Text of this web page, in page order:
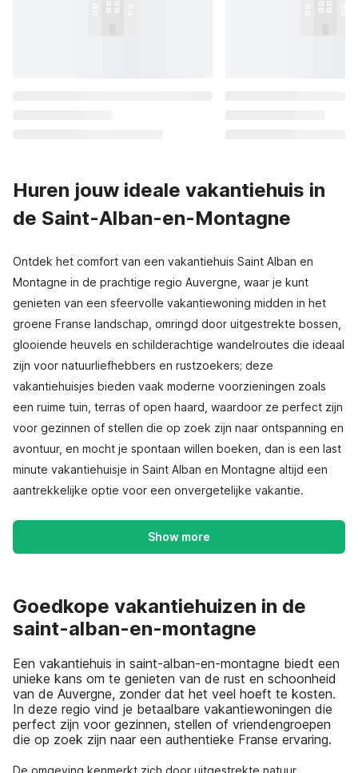
Huren jouw ideale vakantiehuis in
de Saint-Alban-en-Montagne
Ontdek het comfort van een vakantiehuis Saint Alban en
Montagne in de prachtige regio Auvergne, waar je kunt
genieten van een sfeervolle vakantiewoning midden in het
groene Franse landschap, omringd door uitgestrekte bossen,
glooiende heuvels en schilderachtige wandelroutes die ideaal
zijn voor natuurliefhebbers en rustzoekers; deze
vakantiehuisjes bieden vaak moderne voorzieningen zoals
een ruime tuin, terras of open haard, waardoor ze perfect zijn
voor gezinnen of stellen die op zoek zijn naar ontspanning en
avontuur, en mocht je spontaan willen boeken, dan is een last
minute vakantiehuisje in Saint Alban en Montagne altijd een
aantrekkelijke optie voor een onvergetelijke vakantie.
Show more
Goedkope vakantiehuizen in de
saint-alban-en-montagne
Een vakantiehuis in saint-alban-en-montagne biedt een
unieke kans om te genieten van de rust en schoonheid
van de Auvergne, zonder dat het veel hoeft te kosten.
In deze regio vind je betaalbare vakantiewoningen die
perfect zijn voor gezinnen, stellen of vriendengroepen
die op zoek zijn naar een authentieke Franse ervaring.
De omgeving kenmerkt zich door uitgestrekte natuur,